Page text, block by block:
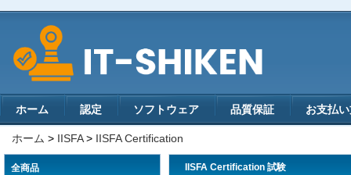
ホーム 認定 ソフトウェア 品質保証 お支払
ホーム > IISFA> IISFA Certification
全商品 IISFA Certification 試験